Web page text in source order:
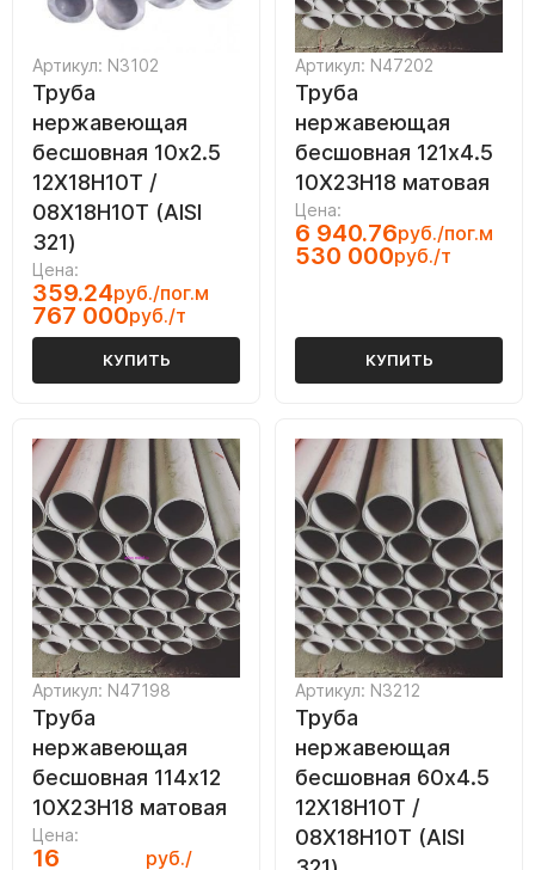
Артикул: N3102
Труба
нержавеющая
бесшовная 10х2.5
12Х18Н10Т /
08Х18Н10Т (AISI
321)
Цена:
359.24руб./пог.м
767 000руб./т
КУПИТЬ
Артикул: N47202
Труба
нержавеющая
бесшовная 121х4.5
10Х23Н18 матовая
Цена:
6 940.76руб./пог.м
530 000руб./т
КУПИТЬ
Артикул: N47198
Труба
нержавеющая
бесшовная 114х12
10Х23Н18 матовая
Цена:
16
руб./
Артикул: N3212
Труба
нержавеющая
бесшовная 60х4.5
12Х18Н10Т /
08Х18Н10Т (AISI